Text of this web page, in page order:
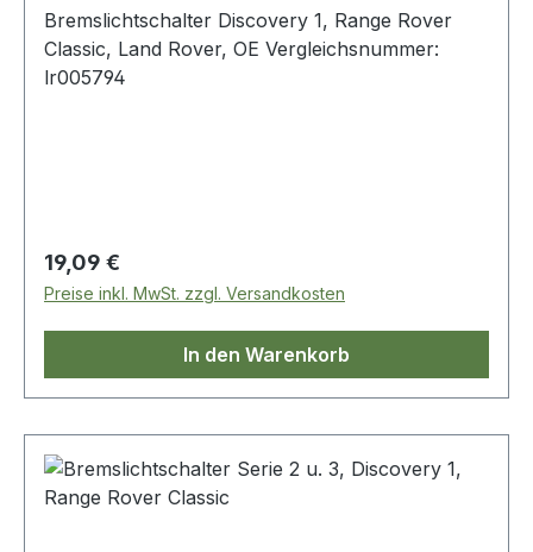
Bremslichtschalter Discovery 1, Range Rover
Classic, Land Rover, OE Vergleichsnummer:
lr005794
Regulärer Preis:
19,09 €
Preise inkl. MwSt. zzgl. Versandkosten
In den Warenkorb